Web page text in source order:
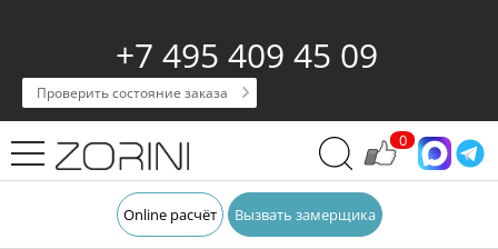
+7 495 409 45 09
Проверить состояние заказа
0
Online расчёт Вызвать замерщика